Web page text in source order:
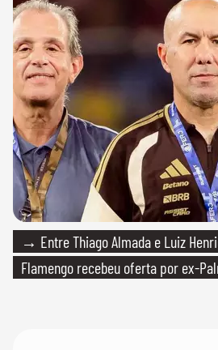
→ Entre Thiago Almada e Luiz
Flamengo recebeu oferta por ex-